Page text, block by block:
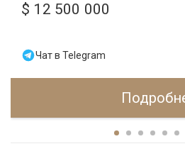
$ 12 500 000
Чат в Telegram